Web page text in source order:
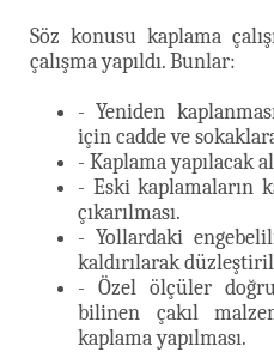
Söz konusu kaplama
çalışma yapıldı. Bunlar:
- Yeniden
için cadde ve
- Kaplama yapılacak
- Eski kaplamaların
çıkarılması.
- Yollardaki
kaldırılarak
- Özel ölçüler
bilinen çakıl
kaplama yapılması.